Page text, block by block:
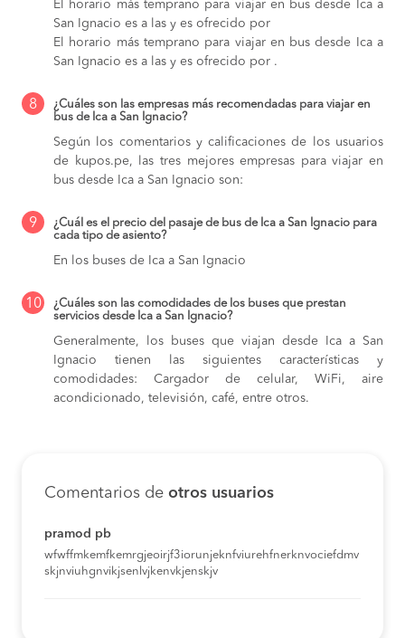
El horario más temprano para viajar en bus desde Ica a
San Ignacio es a las y es ofrecido por
El horario más temprano para viajar en bus desde Ica a
San Ignacio es a las y es ofrecido por .
8
¿Cuáles son las empresas más recomendadas para viajar en
bus de Ica a San Ignacio?
Según los comentarios y calificaciones de los usuarios
de kupos.pe, las tres mejores empresas para viajar en
bus desde Ica a San Ignacio son:
9
¿Cuál es el precio del pasaje de bus de Ica a San Ignacio para
cada tipo de asiento?
En los buses de Ica a San Ignacio
10
¿Cuáles son las comodidades de los buses que prestan
servicios desde Ica a San Ignacio?
Generalmente, los buses que viajan desde Ica a San
Ignacio tienen las siguientes características y
comodidades: Cargador de celular, WiFi, aire
acondicionado, televisión, café, entre otros.
Comentarios de otros usuarios
pramod pb
wfwffmkemfkemrgjeoirjf3iorunjeknfviurehfnerknvociefdmv
skjnviuhgnvikjsenlvjkenvkjenskjv